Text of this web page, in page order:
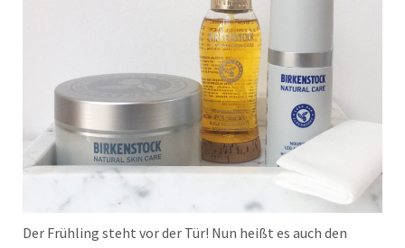
Der Frühling steht vor der Tür! Nun heißt es auch den